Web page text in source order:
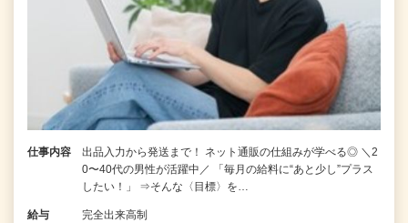
仕事内容
出品入力から発送まで！ ネット通販の仕組みが学べる◎ ＼2
0〜40代の男性が活躍中／ 「毎月の給料に“あと少し”プラス
したい！」 ⇒そんな〈目標〉を…
給与 完全出来高制